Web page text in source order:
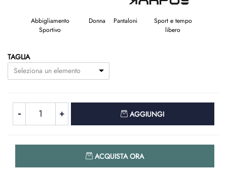
Abbigliamento
Sportivo
Donna Pantaloni
Sport e tempo
libero
TAGLIA
Seleziona un elemento
AGGIUNGI
ACQUISTA ORA